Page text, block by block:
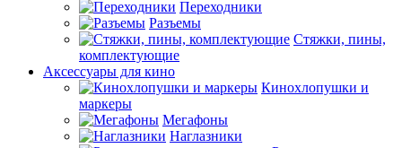
Переходники
Разъемы
Стяжки, пины,
комплектующие
Аксессуары для кино
Кинохлопушки и
маркеры
Мегафоны
Наглазники